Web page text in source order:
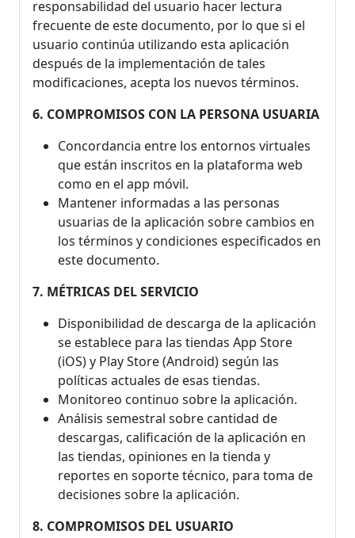
responsabilidad del usuario hacer lectura
frecuente de este documento, por lo que si el
usuario continúa utilizando esta aplicación
después de la implementación de tales
modificaciones, acepta los nuevos términos.
6. COMPROMISOS CON LA PERSONA USUARIA
Concordancia entre los entornos virtuales
que están inscritos en la plataforma web
como en el app móvil.
Mantener informadas a las personas
usuarias de la aplicación sobre cambios en
los términos y condiciones especificados en
este documento.
7. MÉTRICAS DEL SERVICIO
Disponibilidad de descarga de la aplicación
se establece para las tiendas App Store
(iOS) y Play Store (Android) según las
políticas actuales de esas tiendas.
Monitoreo continuo sobre la aplicación.
Análisis semestral sobre cantidad de
descargas, calificación de la aplicación en
las tiendas, opiniones en la tienda y
reportes en soporte técnico, para toma de
decisiones sobre la aplicación.
8. COMPROMISOS DEL USUARIO